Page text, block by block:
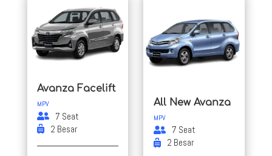
Avanza Facelift
MPV
7 Seat
2 Besar
All New Avanza
MPV
7 Seat
2 Besar